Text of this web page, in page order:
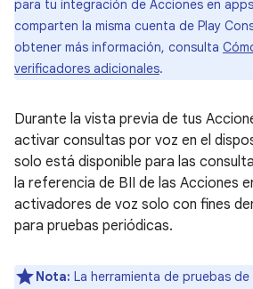
para tu integración de Acciones en
comparten la misma cuenta de Play
obtener más información, consulta
verificadores adicionales.
Durante la vista previa de tus
activar consultas por voz en el
solo está disponible para las
la referencia de BII de las Acciones
activadores de voz solo con fines
para pruebas periódicas.
Nota: La herramienta de pruebas